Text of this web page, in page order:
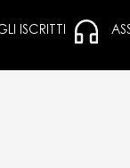
ISCRITTI